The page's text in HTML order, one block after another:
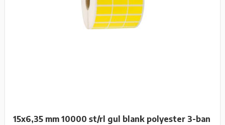
15x6,35 mm 10000 st/rl gul blank polyester 3-ban